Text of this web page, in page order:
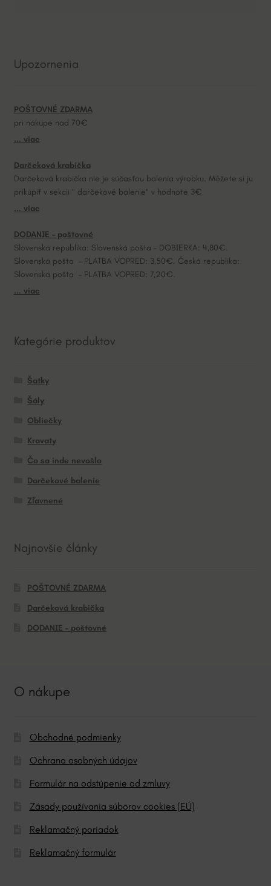
r
t
i
v
:
Upozornenia
POŠTOVNÉ ZDARMA
pri nákupe nad 70€
... viac
Darčeková krabička
Darčeková krabička nie je súčasťou balenia výrobku. Môžete si ju
prikúpiť v sekcii “ darčekové balenie“ v hodnote 3€
... viac
DODANIE – poštovné
Slovenská republika: Slovenská pošta – DOBIERKA: 4,80€.
Slovenská pošta – PLATBA VOPRED: 3,50€. Česká republika:
Slovenská pošta – PLATBA VOPRED: 7,20€.
... viac
Kategórie produktov
Šatky
Šály
Obliečky
Kravaty
Čo sa inde nevošlo
Darčekové balenie
Zľavnené
Najnovšie články
POŠTOVNÉ ZDARMA
Darčeková krabička
DODANIE – poštovné
O nákupe
Obchodné podmienky
Ochrana osobných údajov
Formulár na odstúpenie od zmluvy
Zásady používania súborov cookies (EÚ)
Reklamačný poriadok
Reklamačný formulár